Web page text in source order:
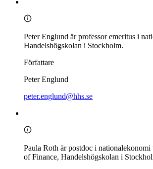
Peter Englund är professor emeritus i
Handelshögskolan i Stockholm.
Författare
Peter Englund
peter.englund@hhs.se
Paula Roth är postdoc i
of Finance, Handelshögskolan i